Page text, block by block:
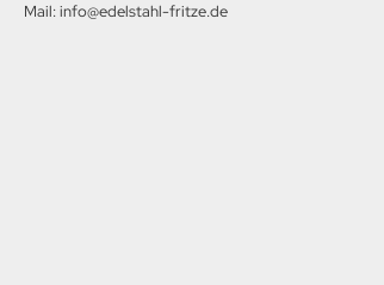
Mail: info@edelstahl-fritze.de